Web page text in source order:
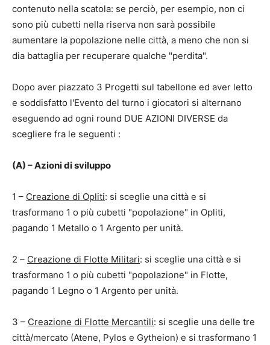
contenuto nella scatola: se perciò, per esempio, non ci
sono più cubetti nella riserva non sarà possibile
aumentare la popolazione nelle città, a meno che non si
dia battaglia per recuperare qualche "perdita".
Dopo aver piazzato 3 Progetti sul tabellone ed aver letto
e soddisfatto l'Evento del turno i giocatori si alternano
eseguendo ad ogni round DUE AZIONI DIVERSE da
scegliere fra le seguenti :
(A) – Azioni di sviluppo
1 – Creazione di Opliti: si sceglie una città e si
trasformano 1 o più cubetti "popolazione" in Opliti,
pagando 1 Metallo o 1 Argento per unità.
2 – Creazione di Flotte Militari: si sceglie una città e si
trasformano 1 o più cubetti "popolazione" in Flotte,
pagando 1 Legno o 1 Argento per unità.
3 – Creazione di Flotte Mercantili: si sceglie una delle tre
città/mercato (Atene, Pylos e Gytheion) e si trasformano 1